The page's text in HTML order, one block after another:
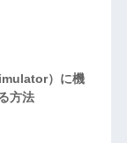
）に機
方法